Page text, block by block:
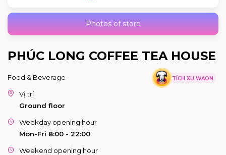
Photos of store
PHÚC LONG COFFEE TEA HOUSE
Food & Beverage TÍCH XU WAON
Vị trí
Ground floor
Weekday opening hour
Mon-Fri 8:00 - 22:00
Weekend opening hour